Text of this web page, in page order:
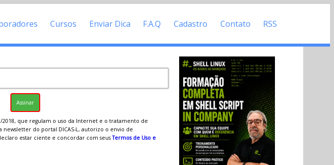
Cursos Enviar Dica F.A.Q Cadastro Contato RSS
2018, que regulam o uso da Internet e o tratamento de
newsletter do portal DICAS-L, autorizo o envio de
estar ciente e concordar com seusTermos de Uso e